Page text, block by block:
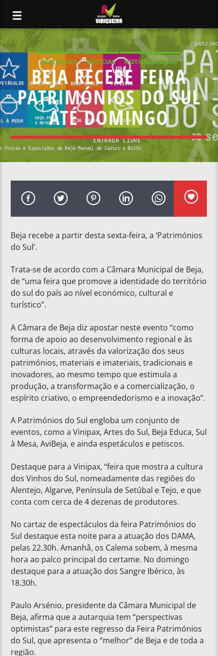
DESTAQUES NOTICIAS
NOTÍCIAS LOCAIS
NOTÍCIAS NACIONAIS
BEJA RECEBE FEIRA
PATRIMÓNIOS DO SUL
ATÉ DOMINGO
Beja recebe a partir desta sexta-feira, a ‘Patrimónios
do Sul’.
Trata-se de acordo com a Câmara Municipal de Beja,
de “uma feira que promove a identidade do território
do sul do país ao nível económico, cultural e
turístico”.
A Câmara de Beja diz apostar neste evento “como
forma de apoio ao desenvolvimento regional e às
culturas locais, através da valorização dos seus
patrimónios, materiais e imateriais, tradicionais e
inovadores, ao mesmo tempo que estimula a
produção, a transformação e a comercialização, o
espírito criativo, o empreendedorismo e a inovação”.
A Patrimónios do Sul engloba um conjunto de
eventos, como a Vinipax, Artes do Sul, Beja Educa, Sul
à Mesa, AviBeja, e ainda espetáculos e petiscos.
Destaque para a Vinipax, “feira que mostra a cultura
dos Vinhos do Sul, nomeadamente das regiões do
Alentejo, Algarve, Península de Setúbal e Tejo, e que
conta com cerca de 4 dezenas de produtores.
No cartaz de espectáculos da feira Patrimónios do
Sul destaque esta noite para a atuação dos DAMA,
pelas 22.30h. Amanhâ, os Calema sobem, à mesma
hora ao palco principal do certame. No domingo
destaque para a atuação dos Sangre Ibérico, às
18.30h.
Paulo Arsénio, presidente da Câmara Municipal de
Beja, afirma que a autarquia tem “perspectivas
optimistas” para este regresso da Feira Patrimónios
do Sul, que apresenta o “melhor” de Beja e de toda a
região.